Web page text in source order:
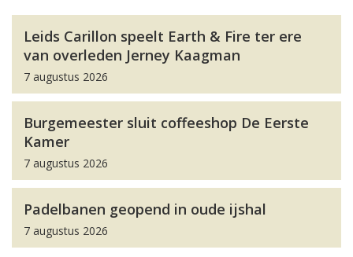
Leids Carillon speelt Earth & Fire ter ere
van overleden Jerney Kaagman
7 augustus 2026
Burgemeester sluit coffeeshop De Eerste
Kamer
7 augustus 2026
Padelbanen geopend in oude ijshal
7 augustus 2026